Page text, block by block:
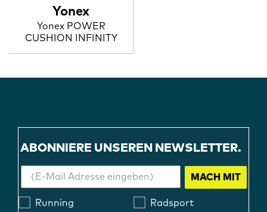
Yonex
Yonex POWER
CUSHION INFINITY
ABONNIERE UNSEREN NEWSLETTER.
MACH MIT
Running Radsport